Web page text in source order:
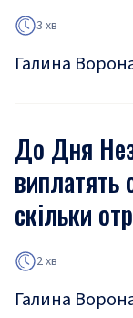
3 хв
Галина
До Дня
виплатять
скільки
2 хв
Галина